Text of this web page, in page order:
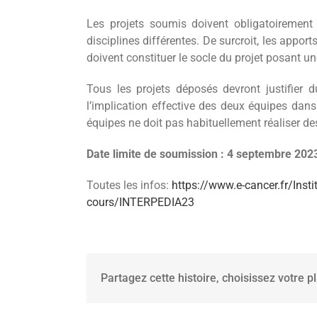
Les projets soumis doivent
disciplines différentes. De surcroit, les
doivent constituer le socle du projet posant
Tous les projets déposés devront justifier
l’implication effective des deux équipes
équipes ne doit pas habituellement réaliser
Date limite de soumission : 4 septembre
Toutes les infos: https://www.e-cancer.fr/
cours/INTERPEDIA23
Partagez cette histoire, choisissez votre